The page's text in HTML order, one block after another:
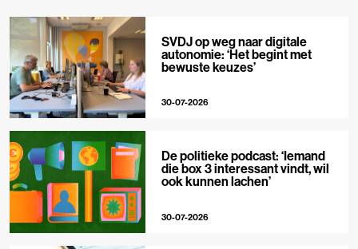
SVDJ op weg naar digitale
autonomie: ‘Het begint met
bewuste keuzes’
30-07-2026
De politieke podcast: ‘Iemand
die box 3 interessant vindt, wil
ook kunnen lachen’
30-07-2026